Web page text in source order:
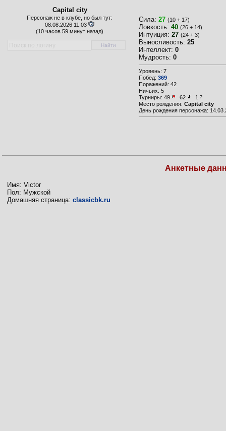
Capital city
Персонаж не в клубе, но был тут:
08.08.2026 11:03
(10 часов 59 минут назад)
Сила: 27 (10 + 17)
Ловкость: 40 (26 + 14)
Интуиция: 27 (24 + 3)
Выносливость: 25
Интеллект: 0
Мудрость: 0
Уровень: 7
Побед: 369
Поражений: 42
Ничьих: 5
Турниры: 49 62
1
Место рождения: Capital city
День рождения персонажа:
Анкетные
Имя: Victor
Пол: Мужской
Домашняя страница: classicbk.ru